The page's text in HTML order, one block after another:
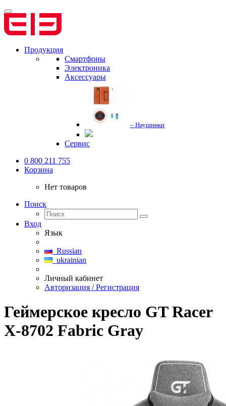
Продукция
Смартфоны
Электроника
Аксессуары
– Наушники
Сервис
0 800 211 755
Корзина
Нет товаров
Поиск
Вход
Язык
Russian
ukrainian
Личный кабинет
Авторизация / Регистрация
Геймерское кресло GT Racer
X-8702 Fabric Gray